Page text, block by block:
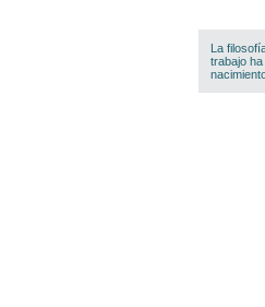
La
trabajo